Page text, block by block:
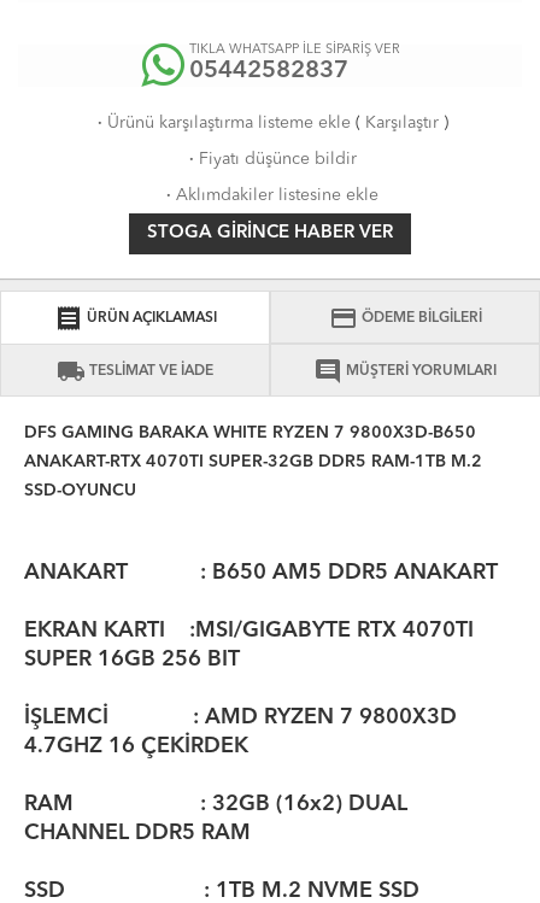
TIKLA WHATSAPP İLE SİPARİŞ VER
05442582837
· Ürünü karşılaştırma listeme ekle( Karşılaştır)
· Fiyatı düşünce bildir
· Aklımdakiler listesine ekle
STOGA GIRINCE HABER VER
receipt ÜRÜN AÇIKLAMASI credit_card ÖDEME BİLGİLERİ
local_shipping TESLİMAT VE İADE comment MÜŞTERİ YORUMLARI
DFS GAMING BARAKA WHITE RYZEN 7 9800X3D-B650
ANAKART-RTX 4070TI SUPER-32GB DDR5 RAM-1TB M.2
SSD-OYUNCU
ANAKART : B650 AM5 DDR5 ANAKART
EKRAN KARTI :MSI/GIGABYTE RTX 4070TI
SUPER 16GB 256 BIT
İŞLEMCİ : AMD RYZEN 7 9800X3D
4.7GHZ 16 ÇEKİRDEK
RAM : 32GB (16x2) DUAL
CHANNEL DDR5 RAM
SSD : 1TB M.2 NVME SSD